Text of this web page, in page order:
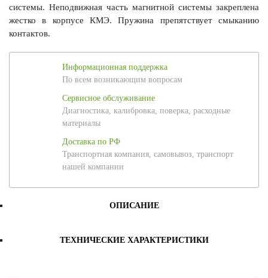
системы. Неподвижная часть магнитной системы закреплена
жестко в корпусе КМЭ. Пружина препятствует смыканию
контактов.
Информационная поддержка
По всем возникающим вопросам
Сервисное обслуживание
Диагностика, калибровка, поверка, расходные
материалы
Доставка по РФ
Транспортная компания, самовывоз, транспорт
нашей компании
ОПИСАНИЕ
ТЕХНИЧЕСКИЕ ХАРАКТЕРИСТИКИ